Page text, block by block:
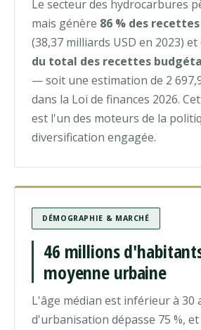
Le secteur des hydrocarbures
mais génère 86 % des
(38,37 milliards USD en 2023)
du total des recettes
— soit une estimation de 2
dans la Loi de finances 2026.
est l'un des moteurs de la
diversification engagée.
DÉMOGRAPHIE & MARCHÉ
46 millions
moyenne urbaine
L'âge médian est inférieur à 30
d'urbanisation dépasse 75 %,